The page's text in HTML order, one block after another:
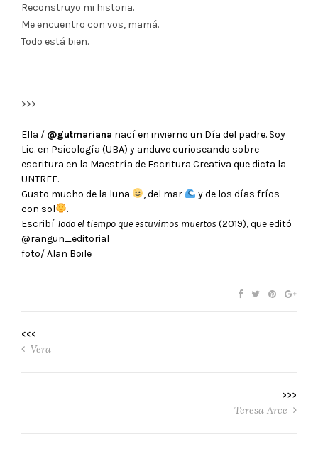
Reconstruyo mi historia.
Me encuentro con vos, mamá.
Todo está bien.
>>>
Ella / @gutmariana nací en invierno un Día del padre. Soy
Lic. en Psicología (UBA) y anduve curioseando sobre
escritura en la Maestría de Escritura Creativa que dicta la
UNTREF.
Gusto mucho de la luna
, del mar
y de los días fríos
con sol
.
EscribíTodo el tiempo que estuvimos muertos (2019), que editó
@rangun_editorial
foto/ Alan Boile
<<<
Vera
>>>
Teresa Arce